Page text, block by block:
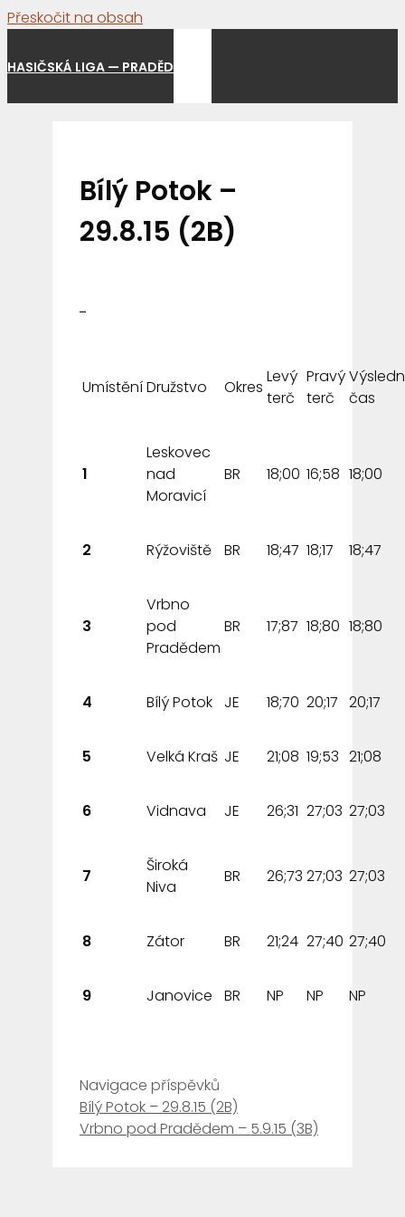
Přeskočit na obsah
HASIČSKÁ LIGA — PRADĚD
Bílý Potok –
29.8.15 (2B)
UmístěníDružstvo Okres
Levý
terč
Pravý
terč
čas
1
Leskovec
nad
Moravicí
BR 18;00 16;58 18;00
2 Rýžoviště BR 18;47 18;17 18;47
3
Vrbno
pod
Pradědem
BR 17;87 18;80 18;80
4 Bílý Potok JE 18;70 20;17 20;17
5 Velká Kraš JE 21;08 19;53 21;08
6 Vidnava JE 26;31 27;03 27;03
7
Široká
Niva
BR 26;73 27;03 27;03
8 Zátor BR 21;24 27;40 27;40
9 Janovice BR NP NP NP
Navigace příspěvků
Bílý Potok – 29.8.15 (2B)
Vrbno pod Pradědem – 5.9.15 (3B)